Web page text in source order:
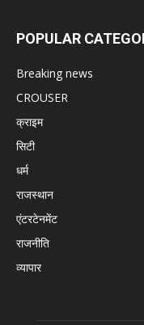
POPULAR
Breaking news
CROUSER
क्राइम
सिटी
धर्म
राजस्थान
एंटरटेनमेंट
राजनीति
व्यापार